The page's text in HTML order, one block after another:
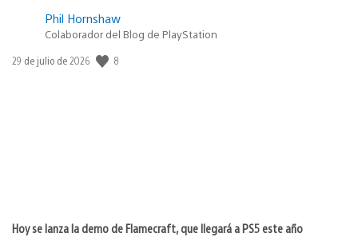
Phil Hornshaw
Colaborador del Blog de PlayStation
Fecha
29 de julio de 2026 8
Hoy se lanza la demo de Flamecraft, que llegará a PS5 este año